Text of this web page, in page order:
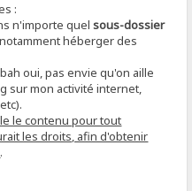
:
n'importe quelsous-dossier
héberger des
oui, pas envie qu'on aille
sur mon activité internet,
le contenu pour tout
les droits, afin d'obtenir
.